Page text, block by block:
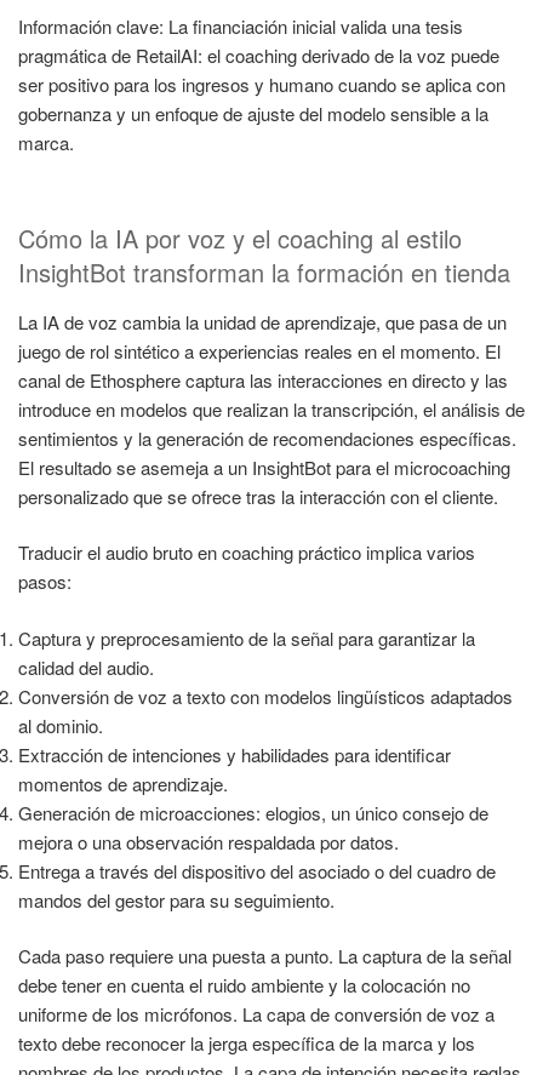
Información clave: La financiación inicial valida una tesis
pragmática de RetailAI: el coaching derivado de la voz puede
ser positivo para los ingresos y humano cuando se aplica con
gobernanza y un enfoque de ajuste del modelo sensible a la
marca.
Cómo la IA por voz y el coaching al estilo
InsightBot transforman la formación en tienda
La IA de voz cambia la unidad de aprendizaje, que pasa de un
juego de rol sintético a experiencias reales en el momento. El
canal de Ethosphere captura las interacciones en directo y las
introduce en modelos que realizan la transcripción, el análisis de
sentimientos y la generación de recomendaciones específicas.
El resultado se asemeja a un InsightBot para el microcoaching
personalizado que se ofrece tras la interacción con el cliente.
Traducir el audio bruto en coaching práctico implica varios
pasos:
Captura y preprocesamiento de la señal para garantizar la
calidad del audio.
Conversión de voz a texto con modelos lingüísticos adaptados
al dominio.
Extracción de intenciones y habilidades para identificar
momentos de aprendizaje.
Generación de microacciones: elogios, un único consejo de
mejora o una observación respaldada por datos.
Entrega a través del dispositivo del asociado o del cuadro de
mandos del gestor para su seguimiento.
Cada paso requiere una puesta a punto. La captura de la señal
debe tener en cuenta el ruido ambiente y la colocación no
uniforme de los micrófonos. La capa de conversión de voz a
texto debe reconocer la jerga específica de la marca y los